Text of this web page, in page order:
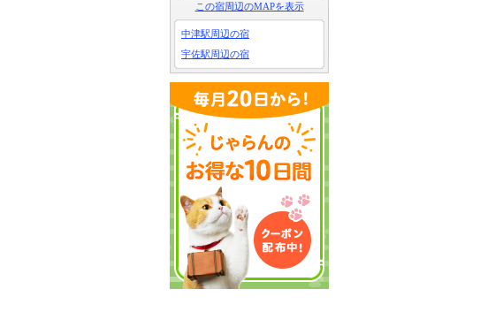
この宿周辺のMAPを表示
中津駅周辺の宿
宇佐駅周辺の宿